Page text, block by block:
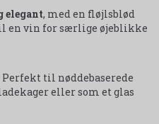
elegant, med en fløjlsblød
en vin for særlige øjeblikke
Perfekt til nøddebaserede
eller som et glas